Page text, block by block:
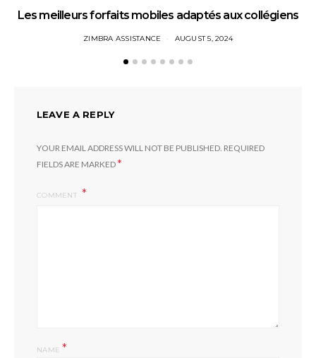
Les meilleurs forfaits mobiles adaptés aux collégiens
ZIMBRA ASSISTANCE AUGUST 5, 2024
LEAVE A REPLY
YOUR EMAIL ADDRESS WILL NOT BE PUBLISHED. REQUIRED
FIELDS ARE MARKED*
COMMENT
NAME *